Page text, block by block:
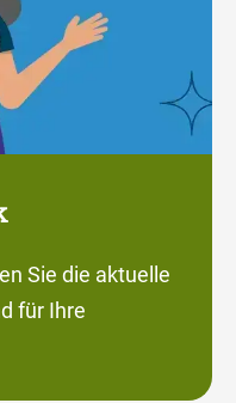
Sie die aktuelle
für Ihre